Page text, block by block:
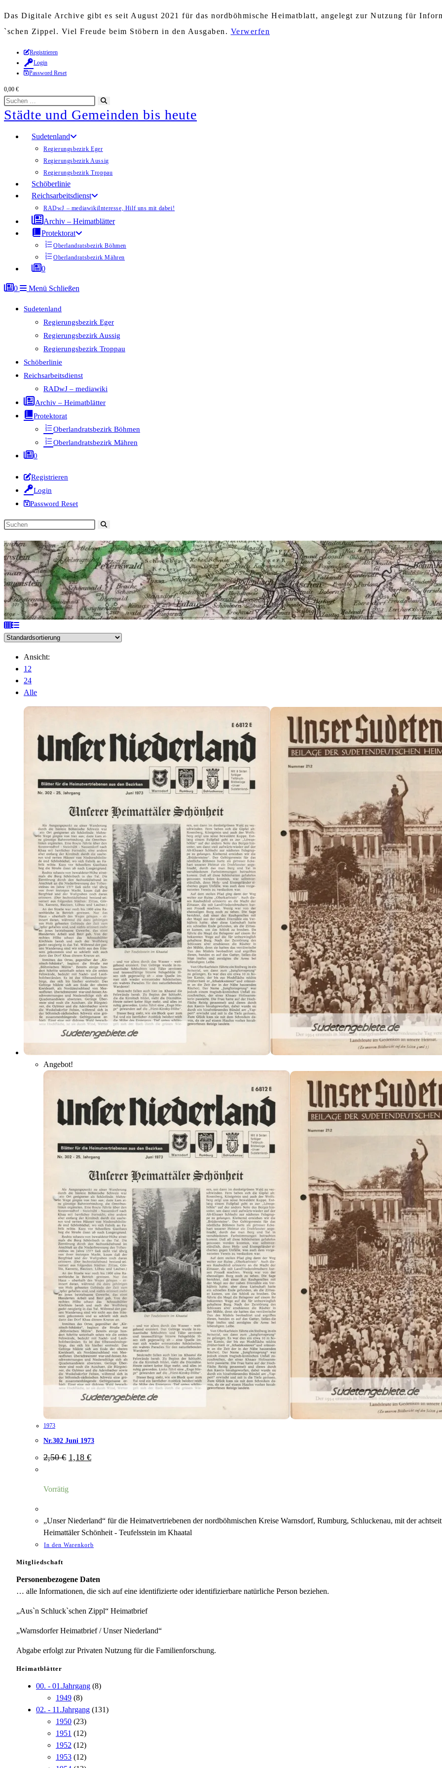
Das Digitale Archive gibt es seit August 2021 für das nordböhmische Heimatblatt, angelegt zur Nutzung für
`schen Zippel. Viel Freude beim Stöbern in den Ausgaben. Verwerfen
Zum
Inhalt
springen
Registrieren
Login
Password Reset
0,00 €
Diese
Website
durchsuchen
starten
Städte und Gemeinden bis heute
Sudetenland
Regierungsbezirk Eger
Regierungsbezirk Aussig
Regierungsbezirk Troppau
Schöberlinie
Reichsarbeitsdienst
RADwJ – mediawikiInteresse, Hilf uns mit dabei!
Archiv – Heimatblätter
Protektorat
Oberlandratsbezirk Böhmen
Oberlandratsbezirk Mähren
0
0 Menü Schließen
Sudetenland
Regierungsbezirk Eger
Regierungsbezirk Aussig
Regierungsbezirk Troppau
Schöberlinie
Reichsarbeitsdienst
RADwJ – mediawiki
Archiv – Heimatblätter
Protektorat
Oberlandratsbezirk Böhmen
Oberlandratsbezirk Mähren
0
Registrieren
Login
Password Reset
Diese
durchsuchen
Ansicht:
12
24
Alle
Angebot!
1973
Nr.302 Juni 1973
2,50€ Ursprünglicher
Preis
1,18 €Aktueller
Preis
Vorrätig
„Unser Niederland“ für die Heimatvertriebenen der nordböhmischen Kreise Warnsdorf, Rumburg, Schluckenau, mit der
Heimattäler Schönheit - Teufelsstein im Khaatal
In den Warenkorb
Mitgliedschaft
Personenbezogene Daten
… alle Informationen, die sich auf eine identifizierte oder identifizierbare natürliche Person beziehen.
„Aus`n Schluck`schen Zippl“ Heimatbrief
„Warnsdorfer Heimatbrief / Unser Niederland“
Abgabe erfolgt zur Privaten Nutzung für die Familienforschung.
Heimatblätter
00. - 01.Jahrgang (8)
1949 (8)
02. - 11.Jahrgang (131)
1950 (23)
1951 (12)
1952 (12)
1953 (12)